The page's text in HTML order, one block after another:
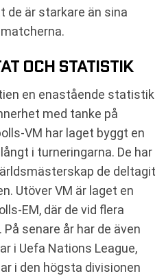
de är starkare än sina
OCH STATISTIK
en enastående statistik
med tanke på
VM har laget byggt en
i turneringarna. De har
de deltagit
Utöver VM är laget en
EM, där de vid flera
senare år har de även
i Uefa Nations League,
i den högsta divisionen